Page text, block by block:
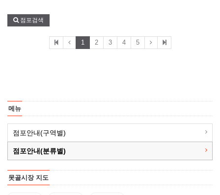
점포검색
1 2 3 4 5
메뉴
점포안내(구역별)
점포안내(분류별)
못골시장 지도